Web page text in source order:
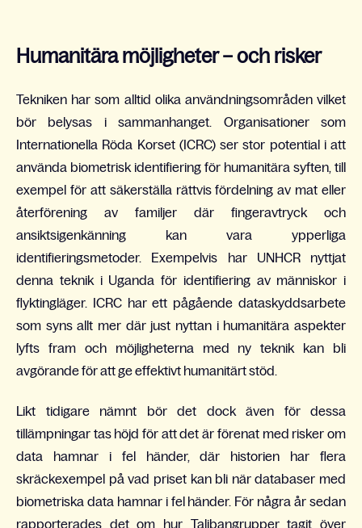
Humanitära möjligheter – och risker
Tekniken har som alltid olika användningsområden vilket
bör belysas i sammanhanget. Organisationer som
Internationella Röda Korset (ICRC) ser stor potential i att
använda biometrisk identifiering för humanitära syften, till
exempel för att säkerställa rättvis fördelning av mat eller
återförening av familjer där fingeravtryck och
ansiktsigenkänning kan vara ypperliga
identifieringsmetoder. Exempelvis har UNHCR nyttjat
denna teknik i Uganda för identifiering av människor i
flyktingläger. ICRC har ett pågående dataskyddsarbete
som syns allt mer där just nyttan i humanitära aspekter
lyfts fram och möjligheterna med ny teknik kan bli
avgörande för att ge effektivt humanitärt stöd.
Likt tidigare nämnt bör det dock även för dessa
tillämpningar tas höjd för att det är förenat med risker om
data hamnar i fel händer, där historien har flera
skräckexempel på vad priset kan bli när databaser med
biometriska data hamnar i fel händer. För några år sedan
rapporterades det om hur Talibangrupper tagit över